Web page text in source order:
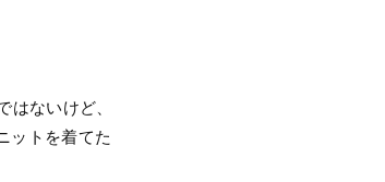
ないけど、
ットを着てた